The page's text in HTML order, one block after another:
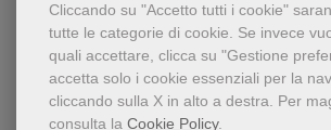
Cliccando su "Accetto tutti i cookie"
tutte le categorie di cookie. Se invece
quali accettare, clicca su "Gestione
accetta solo i cookie essenziali per la
cliccando sulla X in alto a destra. Per
consulta la Cookie Policy.
Il significato del nome, i
patroni più noti e
importanti con quel nome, i
personaggi celebri/illustri e
Clemente Fillarini
Piero Lazzarin
Maria